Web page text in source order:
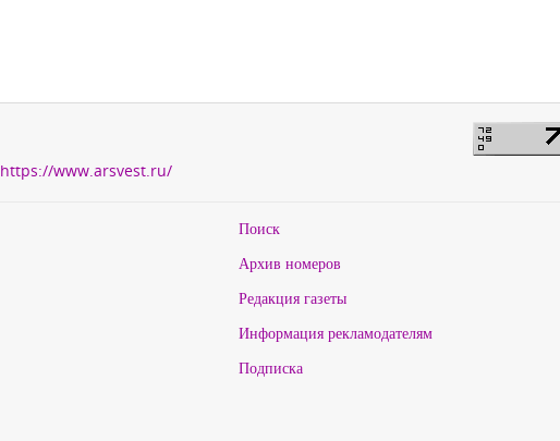
https://www.arsvest.ru/
Поиск
Архив номеров
Редакция газеты
Информация рекламодателям
Подписка